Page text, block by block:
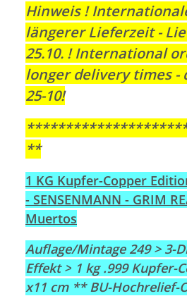
Hinweis !
längerer Lieferzeit -
25.10. ! International
longer delivery times -
25-10!
**
1 KG Kupfer-Copper
- SENSENMANN - GRIM
Muertos
Auflage/Mintage 249 > 3-
Effekt > 1 kg .999 Kupfer-
x11 cm ** BU-Hochrelief-